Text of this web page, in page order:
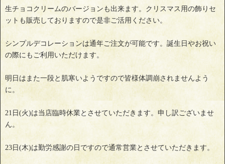
生チョコクリームのバージョンも出来ます。クリスマス用の飾りセ
ットも販売しておりますので是非ご活用ください。
シンプルデコレーションは通年ご注文が可能です。誕生日やお祝い
の際にもご利用いただけます。
明日はまた一段と肌寒いようですので皆様体調崩されませんよう
に。
21日(火)は当店臨時休業とさせていただきます。申し訳ございませ
ん。
23日(木)は勤労感謝の日ですので通常営業とさせていただきます。